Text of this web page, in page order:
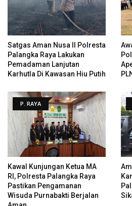
Satgas Aman Nusa II Polresta
Palangka Raya Lakukan
Pemadaman Lanjutan
Karhutla Di Kawasan Hiu Putih
P. RAYA
Kawal Kunjungan Ketua MA
RI, Polresta Palangka Raya
Pastikan Pengamanan
Wisuda Purnabakti Berjalan